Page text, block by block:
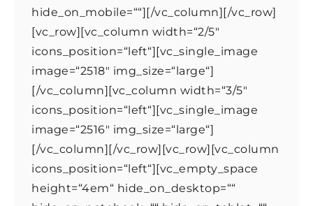
hide_on_mobile=““][/vc_column][/vc_row]
[vc_row][vc_column width=“2/5″
icons_position=“left“][vc_single_image
image=“2518″ img_size=“large“]
[/vc_column][vc_column width=“3/5″
icons_position=“left“][vc_single_image
image=“2516″ img_size=“large“]
[/vc_column][/vc_row][vc_row][vc_column
icons_position=“left“][vc_empty_space
height=“4em“ hide_on_desktop=““